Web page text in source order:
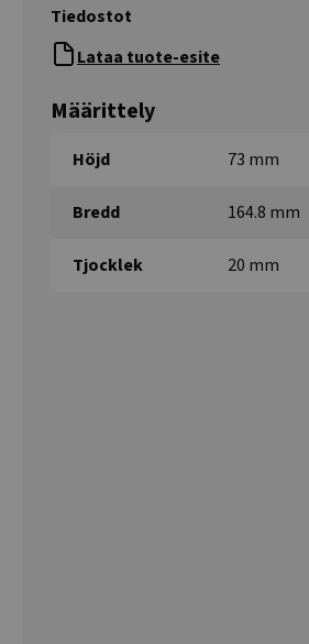
Tiedostot
Lataa tuote-esite
Määrittely
Höjd 73 mm
Bredd 164.8 mm
Tjocklek 20 mm